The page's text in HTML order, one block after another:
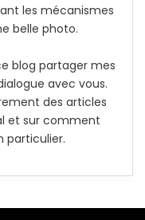
les mécanismes
belle photo.
blog partager mes
avec vous.
des articles
et sur comment
particulier.